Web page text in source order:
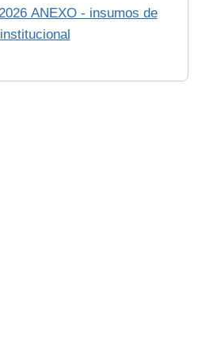
ANEXO - insumos de